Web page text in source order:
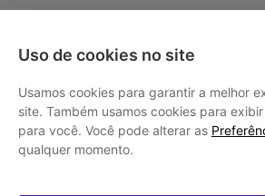
Uso de cookies no site
Usamos cookies para garantir a melhor
site. Também usamos cookies para
para você. Você pode alterar as
qualquer momento.